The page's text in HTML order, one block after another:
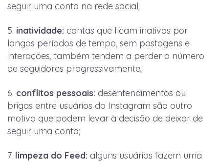
seguir uma conta na rede social;
inatividade: contas que ficam inativas por
longos períodos de tempo, sem postagens e
interações, também tendem a perder o número
de seguidores progressivamente;
conflitos pessoais: desentendimentos ou
brigas entre usuários do Instagram são outro
motivo que podem levar à decisão de deixar de
seguir uma conta;
limpeza do Feed: alguns usuários fazem uma